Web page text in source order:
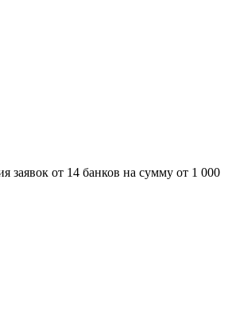
заявок от 14 банков на сумму от 1 000